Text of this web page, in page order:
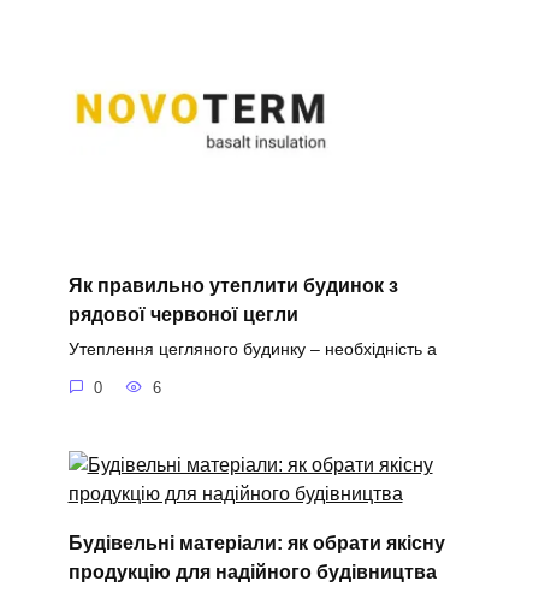
Як правильно утеплити будинок з
рядової червоної цегли
Утеплення цегляного будинку – необхідність а
0 6
Будівельні матеріали: як обрати якісну
продукцію для надійного будівництва